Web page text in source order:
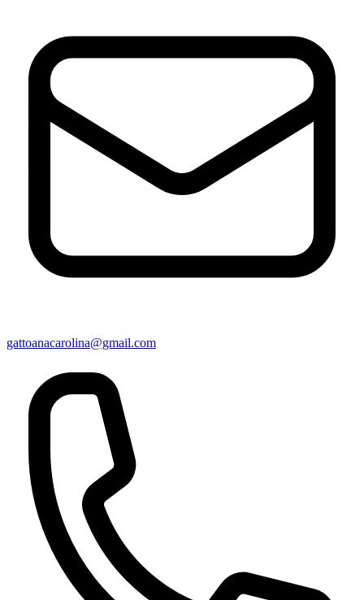
gattoanacarolina@gmail.com